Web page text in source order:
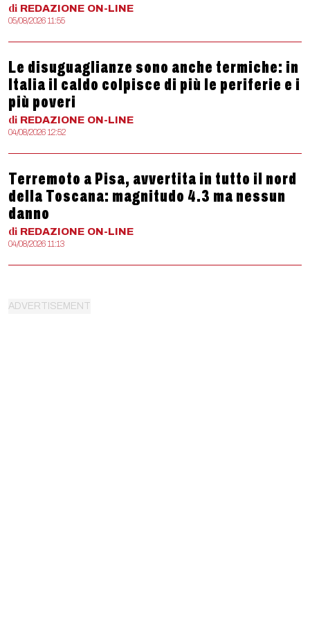
di REDAZIONE ON-LINE
05/08/2026 11:55
Le disuguaglianze sono anche termiche: in
Italia il caldo colpisce di più le periferie e i
più poveri
di REDAZIONE ON-LINE
04/08/2026 12:52
Terremoto a Pisa, avvertita in tutto il nord
della Toscana: magnitudo 4.3 ma nessun
danno
di REDAZIONE ON-LINE
04/08/2026 11:13